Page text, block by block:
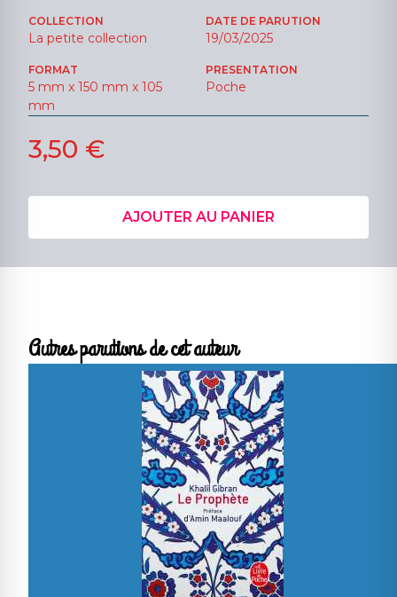
COLLECTION
La petite collection
DATE DE PARUTION
19/03/2025
FORMAT
5 mm x 150 mm x 105
mm
PRESENTATION
Poche
3,50 €
AJOUTER AU PANIER
Autres parutions de cet auteur